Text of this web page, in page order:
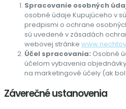
Spracovanie osobných
osobné údaje Kupujúceho v
predpismi o ochrane
sú uvedené v zásadách
webovej stránke
Účel spracovania: Osobné
účelom vybavenia
na marketingové účely (ak
Záverečné ustanovenia